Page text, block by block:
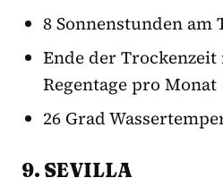
8 Sonnenstunden am
Ende der Trockenzeit
Regentage pro Monat
26 Grad
9. SEVILLA